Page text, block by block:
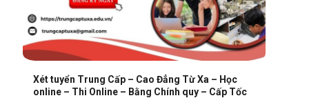
Xét tuyển Trung Cấp – Cao Đẳng Từ Xa – Học
online – Thi Online – Bằng Chính quy – Cấp Tốc